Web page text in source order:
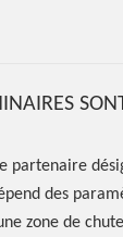
partenaire
des
zone de